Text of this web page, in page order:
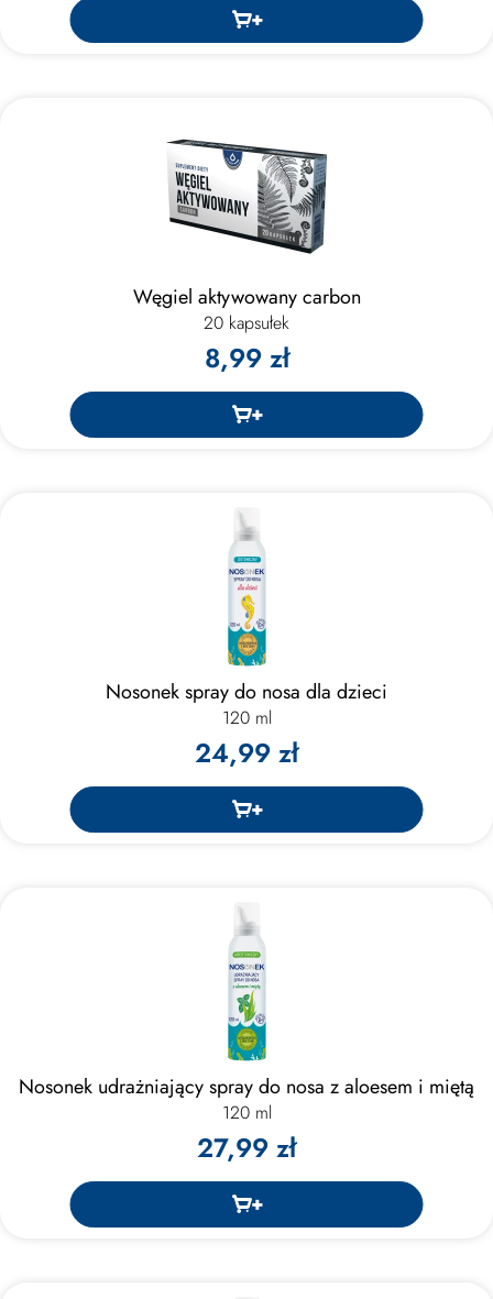
Węgiel aktywowany carbon
20 kapsułek
8,99 zł
Nosonek spray do nosa dla dzieci
120 ml
24,99 zł
Nosonek udrażniający spray do nosa z aloesem i miętą
120 ml
27,99 zł